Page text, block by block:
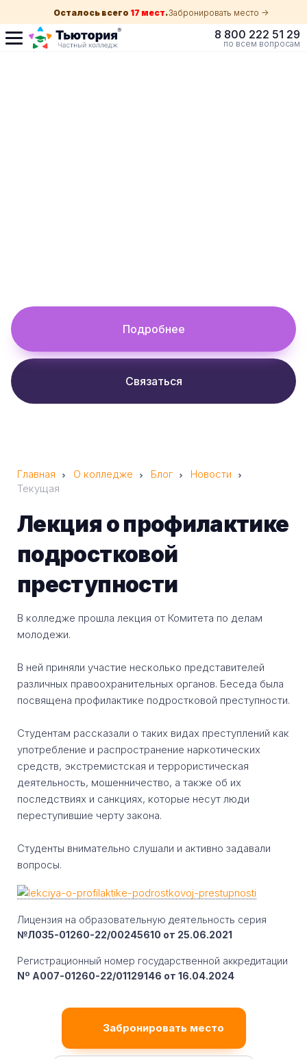
Осталось всего 17 мест.Забронировать место ->
8 800 222 51 29
по всем вопросам
Подробнее
Связаться
Главная О колледже Блог
Новости
Текущая
Лекция о профилактике
подростковой
преступности
В колледже прошла лекция от Комитета по делам
молодежи.
В ней приняли участие несколько представителей
различных правоохранительных органов. Беседа была
посвящена профилактике подростковой преступности.
Студентам рассказали о таких видах преступлений как
употребление и распространение наркотических
средств, экстремистская и террористическая
деятельность, мошенничество, а также об их
последствиях и санкциях, которые несут люди
переступившие черту закона.
Студенты внимательно слушали и активно задавали
вопросы.
Лицензия на образовательную деятельность серия
№Л035-01260-22/00245610 от 25.06.2021
Регистрационный номер государственной аккредитации
Nº A007-01260-22/01129146 от 16.04.2024
Забронировать место